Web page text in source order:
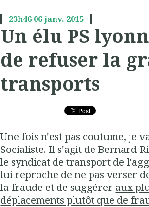
23h46 06janv. 2015
Un élu PS
de refuser la
transports
Une fois n'est pas coutume, je
Socialiste. Il s'agit de Bernard
le syndicat de transport de
lui reproche de ne pas verser
la fraude et de suggérer aux
déplacements plutôt que de